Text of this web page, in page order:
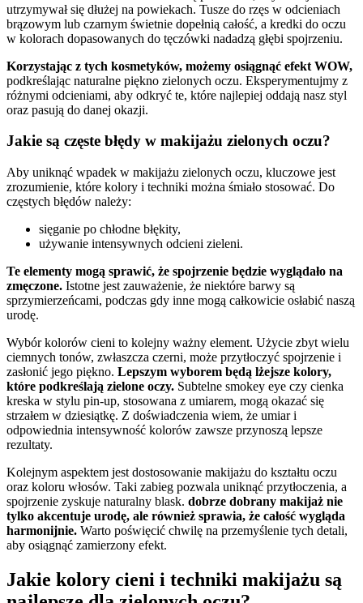
utrzymywał się dłużej na powiekach. Tusze do rzęs w odcieniach
brązowym lub czarnym świetnie dopełnią całość, a kredki do oczu
w kolorach dopasowanych do tęczówki nadadzą głębi spojrzeniu.
Korzystając z tych kosmetyków, możemy osiągnąć efekt WOW,
podkreślając naturalne piękno zielonych oczu. Eksperymentujmy z
różnymi odcieniami, aby odkryć te, które najlepiej oddają nasz styl
oraz pasują do danej okazji.
Jakie są częste błędy w makijażu zielonych oczu?
Aby uniknąć wpadek w makijażu zielonych oczu, kluczowe jest
zrozumienie, które kolory i techniki można śmiało stosować. Do
częstych błędów należy:
sięganie po chłodne błękity,
używanie intensywnych odcieni zieleni.
Te elementy mogą sprawić, że spojrzenie będzie wyglądało na
zmęczone. Istotne jest zauważenie, że niektóre barwy są
sprzymierzeńcami, podczas gdy inne mogą całkowicie osłabić naszą
urodę.
Wybór kolorów cieni to kolejny ważny element. Użycie zbyt wielu
ciemnych tonów, zwłaszcza czerni, może przytłoczyć spojrzenie i
zasłonić jego piękno. Lepszym wyborem będą lżejsze kolory,
które podkreślają zielone oczy. Subtelne smokey eye czy cienka
kreska w stylu pin-up, stosowana z umiarem, mogą okazać się
strzałem w dziesiątkę. Z doświadczenia wiem, że umiar i
odpowiednia intensywność kolorów zawsze przynoszą lepsze
rezultaty.
Kolejnym aspektem jest dostosowanie makijażu do kształtu oczu
oraz koloru włosów. Taki zabieg pozwala uniknąć przytłoczenia, a
spojrzenie zyskuje naturalny blask. dobrze dobrany makijaż nie
tylko akcentuje urodę, ale również sprawia, że całość wygląda
harmonijnie. Warto poświęcić chwilę na przemyślenie tych detali,
aby osiągnąć zamierzony efekt.
Jakie kolory cieni i techniki makijażu są